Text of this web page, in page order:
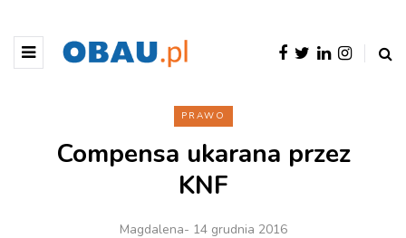
PRAWO
Compensa ukarana przez
KNF
Magdalena- 14 grudnia 2016